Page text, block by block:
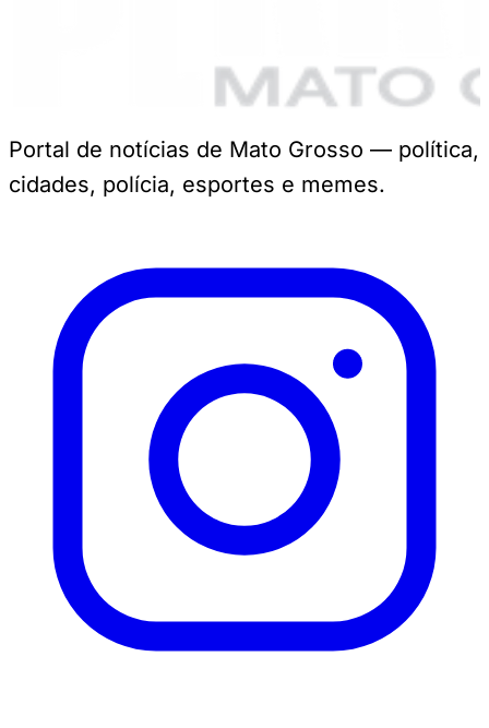
Portal de notícias de Mato Grosso — política,
cidades, polícia, esportes e memes.